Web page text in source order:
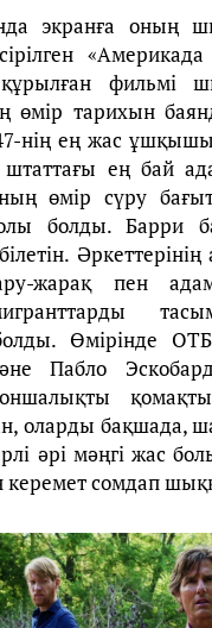
экранға оның
құрылған фильмі
өмір тарихын
нің ең жас
ең бай
өмір сүру
болды. Барри
Әркеттерінің
жарақ пен
Өмірінде
Пабло
оларды бақшада,
әрі мәңгі жас
керемет сомдап